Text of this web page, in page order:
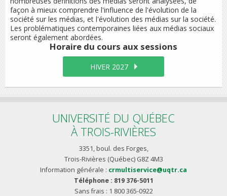
façon à mieux comprendre l'influence de l'évolution de la
société sur les médias, et l'évolution des médias sur la société.
Les problématiques contemporaines liées aux médias sociaux
seront également abordées.
Horaire du cours aux sessions
HIVER 2027
UNIVERSITÉ DU QUÉBEC
À TROIS-RIVIÈRES
3351, boul. des Forges,
Trois-Rivières (Québec) G8Z 4M3
Information générale : crmultiservice@uqtr.ca
Téléphone : 819 376-5011
Sans frais : 1 800 365-0922